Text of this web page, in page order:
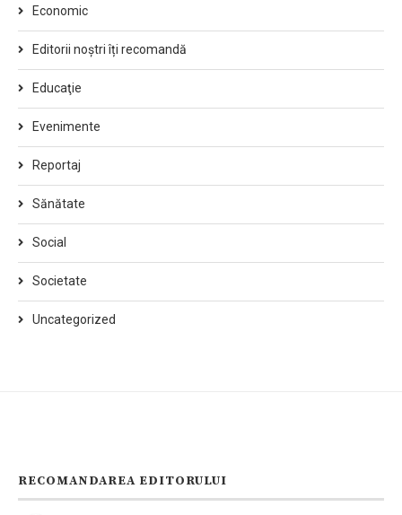
Economic
Editorii noștri îți recomandă
Educaţie
Evenimente
Reportaj
Sănătate
Social
Societate
Uncategorized
RECOMANDAREA EDITORULUI